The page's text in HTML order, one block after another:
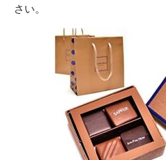
さい。